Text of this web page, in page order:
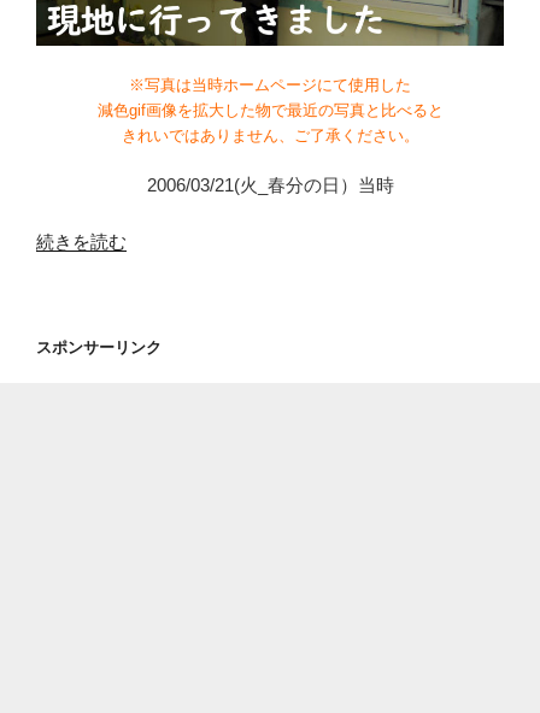
※写真は当時ホームページにて使用した
減色gif画像を拡大した物で最近の写真と比べると
きれいではありません、ご了承ください。
2006/03/21(火_春分の日）当時
“原
第
続きを読む
スポンサーリンク